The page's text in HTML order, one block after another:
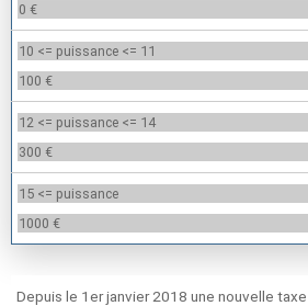
0 €
10 <= puissance <= 11
100 €
12 <= puissance <= 14
300 €
15 <= puissance
1000 €
Depuis le 1er janvier 2018 une nouvelle